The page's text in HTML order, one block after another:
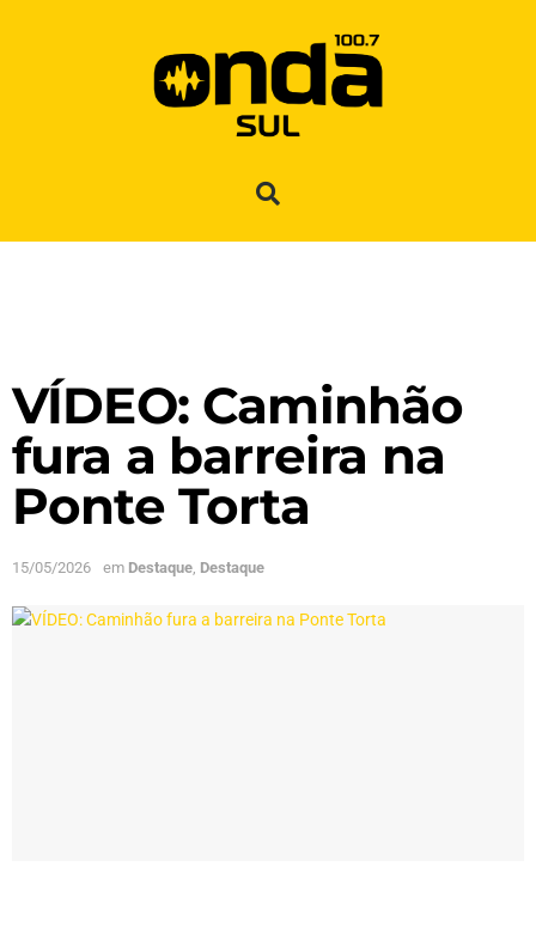
VÍDEO: Caminhão
fura a barreira na
Ponte Torta
15/05/2026 em Destaque, Destaque